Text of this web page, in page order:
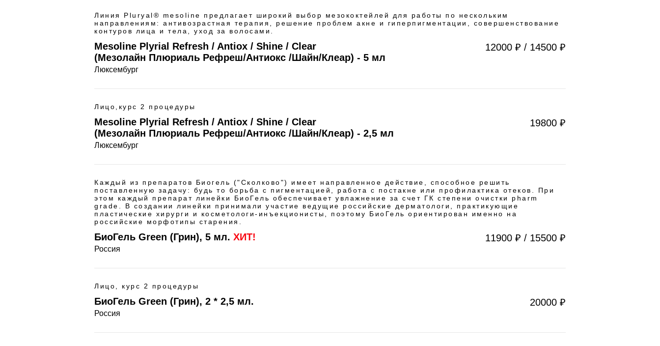
Линия Pluryal® mesoline предлагает широкий выбор мезококтейлей для работы по нескольким
направлениям: антивозрастная терапия, решение проблем акне и гиперпигментации, совершенствование
контуров лица и тела, уход за волосами.
Mesoline Plyrial Refresh / Antiox / Shine / Clear
(Мезолайн Плюриаль Рефреш/Антиокс /Шайн/Клеар) - 5 мл
Люксембург
12000 ₽ / 14500 ₽
Лицо,курс 2 процедуры
Mesoline Plyrial Refresh / Antiox / Shine / Clear
(Мезолайн Плюриаль Рефреш/Антиокс /Шайн/Клеар) - 2,5 мл
Люксембург
19800 ₽
Каждый из препаратов Биогель ("Сколково") имеет направленное действие, способное решить
поставленную задачу: будь то борьба с пигментацией, работа с постакне или профилактика отеков. При
этом каждый препарат линейки БиоГель обеспечивает увлажнение за счет ГК степени очистки pharm
grade. В создании линейки принимали участие ведущие российские дерматологи, практикующие
пластические хирурги и косметологи-инъекционисты, поэтому БиоГель ориентирован именно на
российские морфотипы старения.
БиоГель Green (Грин), 5 мл. ХИТ!
Россия
11900 ₽ / 15500 ₽
Лицо, курс 2 процедуры
БиоГель Green (Грин), 2 * 2,5 мл.
Россия
20000 ₽